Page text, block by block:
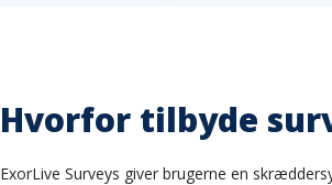
Hvorfor tilbyde
ExorLive Surveys giver brugerne en